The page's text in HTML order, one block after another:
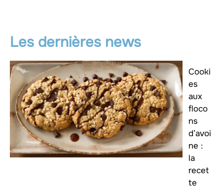
Les dernières news
Cooki
es
aux
floco
ns
d’avoi
ne :
la
recet
te